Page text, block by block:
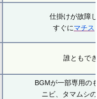
仕掛けが故障
すぐにマチス
誰ともで
BGMが一部専用の
ニビ、タマムシ